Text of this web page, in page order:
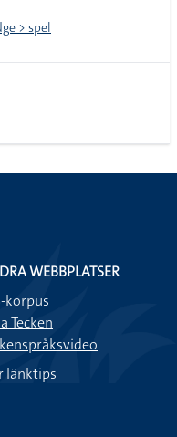
> spel
WEBBPLATSER
korpus
Tecken
länktips